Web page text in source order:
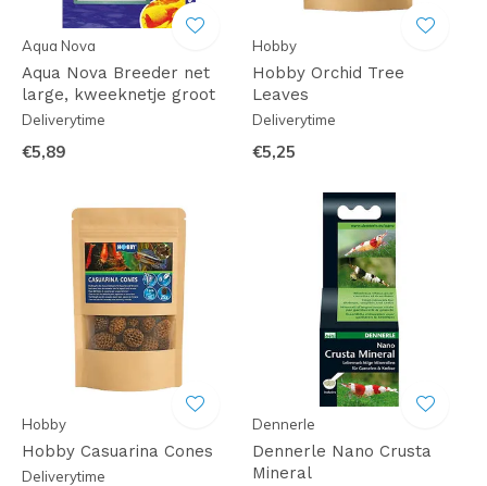
Aqua Nova
Aqua Nova Breeder net
large, kweeknetje groot
Deliverytime
€5,89
Hobby
Hobby Orchid Tree
Leaves
Deliverytime
€5,25
Hobby
Hobby Casuarina Cones
Deliverytime
Dennerle
Dennerle Nano Crusta
Mineral